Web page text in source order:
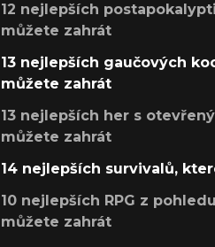
12 nejlepších
můžete zahrát
13 nejlepších gaučových
můžete zahrát
13 nejlepších her s
můžete zahrát
14 nejlepších survivalů,
10 nejlepších RPG z
můžete zahrát